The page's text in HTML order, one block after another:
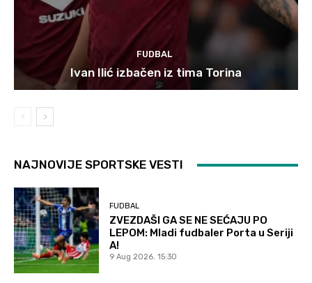
FUDBAL
Ivan Ilić izbačen iz tima Torina
NAJNOVIJE SPORTSKE VESTI
FUDBAL
ZVEZDAŠI GA SE NE SEĆAJU PO
LEPOM: Mladi fudbaler Porta u Seriji
A!
9 Aug 2026. 15:30